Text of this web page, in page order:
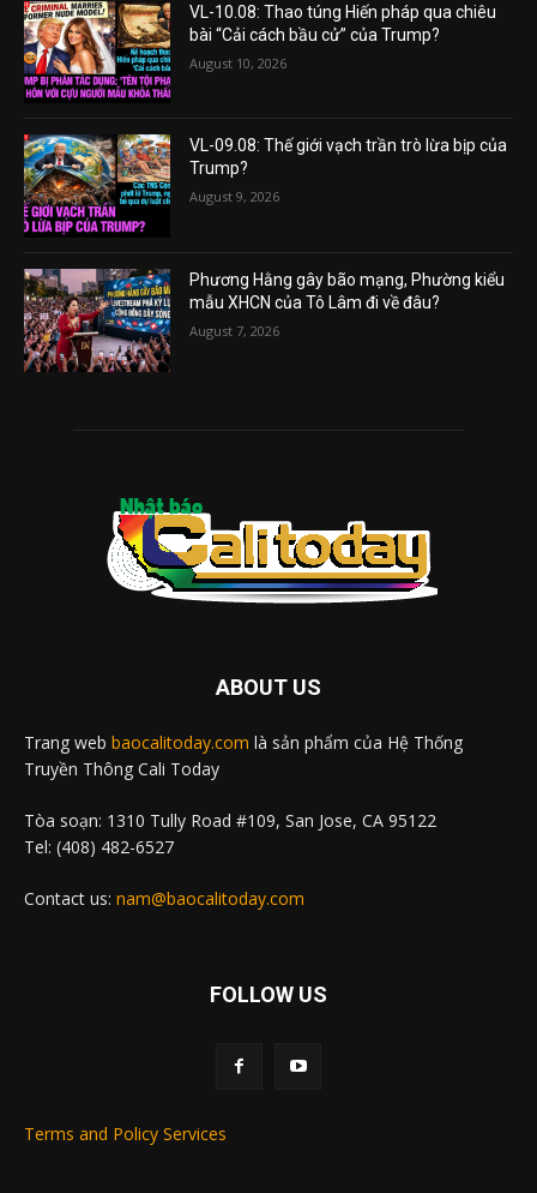
VL-10.08: Thao túng Hiến pháp qua chiêu
bài “Cải cách bầu cử” của Trump?
August 10, 2026
VL-09.08: Thế giới vạch trần trò lừa bịp của
Trump?
August 9, 2026
Phương Hằng gây bão mạng, Phường kiểu
mẫu XHCN của Tô Lâm đi về đâu?
August 7, 2026
ABOUT US
Trang web baocalitoday.com là sản phẩm của Hệ Thống
Truyền Thông Cali Today
Tòa soạn: 1310 Tully Road #109, San Jose, CA 95122
Tel: (408) 482-6527
Contact us: nam@baocalitoday.com
FOLLOW US
Terms and Policy Services